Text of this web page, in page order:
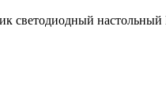
светодиодный настольный